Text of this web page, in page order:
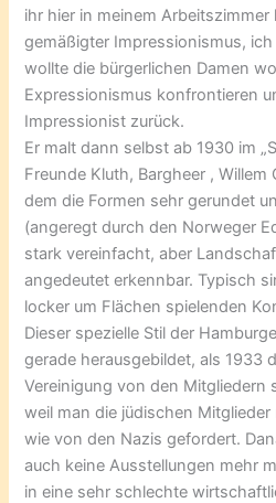
ihr hier in meinem Arbeitszimmer
gemäßigter Impressionismus,
wollte die bürgerlichen Damen
Expressionismus konfrontieren
Impressionist zurück.
Er malt dann selbst ab 1930 im
Freunde Kluth, Bargheer , Willem
dem die Formen sehr gerundet
(angeregt durch den Norweger
stark vereinfacht, aber
angedeutet erkennbar. Typisch
locker um Flächen spielenden
Dieser spezielle Stil der
gerade herausgebildet, als 1933
Vereinigung von den Mitgliedern
weil man die jüdischen
wie von den Nazis gefordert.
auch keine Ausstellungen mehr
in eine sehr schlechte